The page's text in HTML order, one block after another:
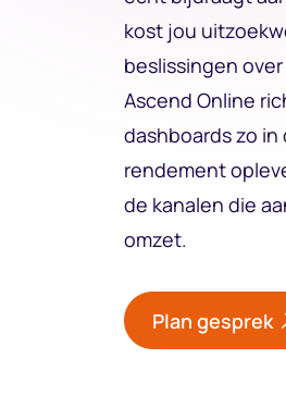
kost jou
beslissingen
Ascend Online
dashboards zo
rendement
de kanalen die
omzet.
Plan gesprek